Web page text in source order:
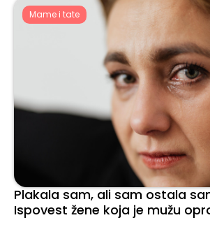
Mame i tate
Plakala sam, ali sam ostala
Ispovest žene koja je mužu